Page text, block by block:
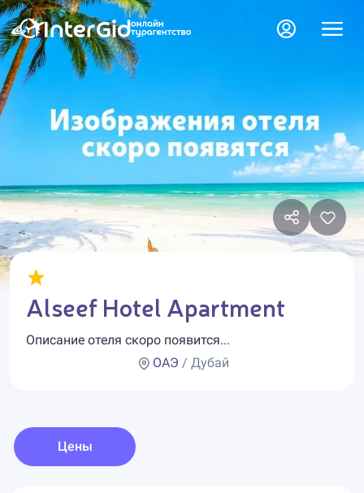
Alseef Hotel Apartment
Описание отеля скоро появится...
ОАЭ / Дубай
Цены